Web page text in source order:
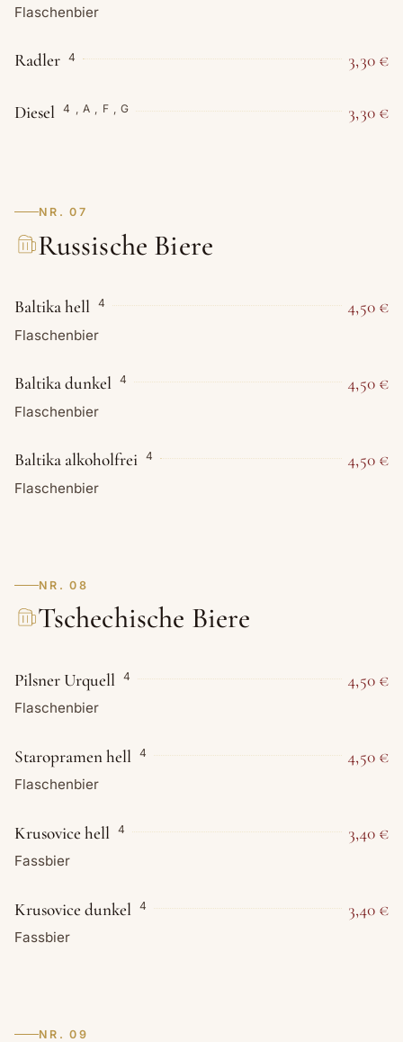
Flaschenbier
Radler 4 3,30 €
Diesel 4 A F G 3,30 €
NR. 07
Russische Biere
Baltika hell 4 4,50 €
Flaschenbier
Baltika dunkel 4 4,50 €
Flaschenbier
Baltika alkoholfrei 4 4,50 €
Flaschenbier
NR. 08
Tschechische Biere
Pilsner Urquell 4 4,50 €
Flaschenbier
Staropramen hell 4 4,50 €
Flaschenbier
Krusovice hell 4 3,40 €
Fassbier
Krusovice dunkel 4 3,40 €
Fassbier
NR. 09